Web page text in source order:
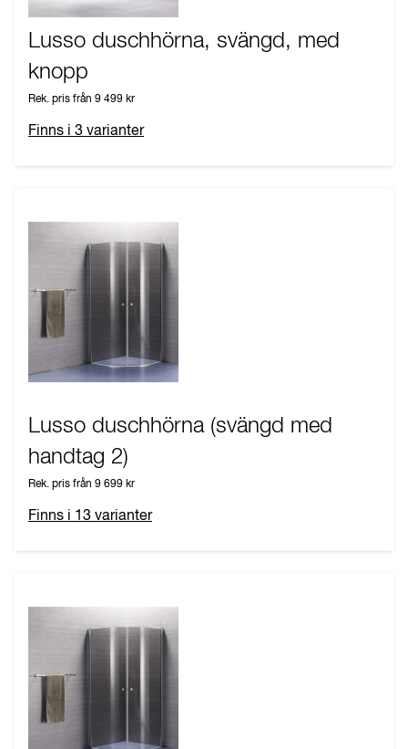
Lusso duschhörna, svängd, med
knopp
Rek. pris från 9 499 kr
Finns i 3 varianter
Lusso duschhörna (svängd med
handtag 2)
Rek. pris från 9 699 kr
Finns i 13 varianter